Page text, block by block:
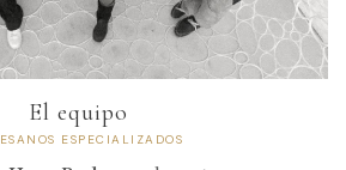
El equipo
ESPECIALIZADOS